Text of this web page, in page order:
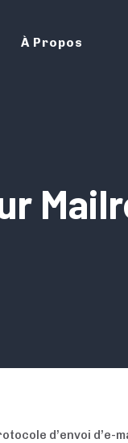
À Propos
d’envoi d’e-